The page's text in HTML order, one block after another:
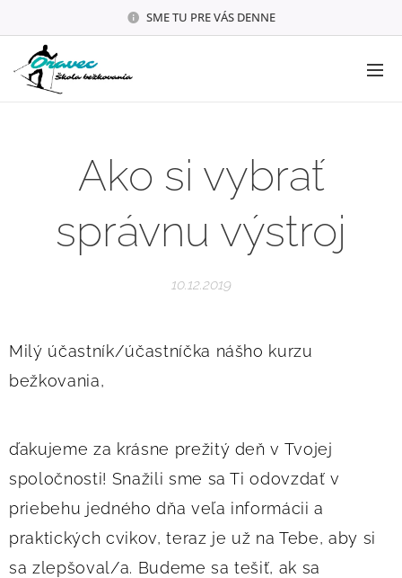
SME TU PRE VÁS DENNE
Ako si vybrať
správnu výstroj
10.12.2019
Milý účastník/účastníčka nášho kurzu
bežkovania,
ďakujeme za krásne prežitý deň v Tvojej
spoločnosti! Snažili sme sa Ti odovzdať v
priebehu jedného dňa veľa informácii a
praktických cvikov, teraz je už na Tebe, aby si
sa zlepšoval/a. Budeme sa tešiť, ak sa